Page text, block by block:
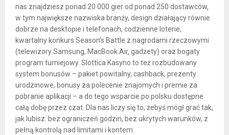
nas znajdziesz ponad 20 000 gier od ponad 250 dostawców,
w tym największe nazwiska branży, design działający równie
dobrze na desktopie i telefonach, codzienne loterie,
kwartalny konkurs Season’s Battle z nagrodami rzeczowymi
(telewizory Samsung, MacBook Air, gadżety) oraz bogaty
program turniejowy. Slottica Kasyno to też rozbudowany
system bonusów – pakiet powitalny, cashback, prezenty
urodzinowe, bonusy za polecenie znajomych i premie za
pobranie aplikacji – a do tego wsparcie po polsku dostępne
całą dobę przez czat. Dla nas liczy się to, żebyś mógł grać tak,
jak lubisz: bez ograniczeń godzin, bez ukrytych warunków, z
pełną kontrolą nad limitami i kontem.